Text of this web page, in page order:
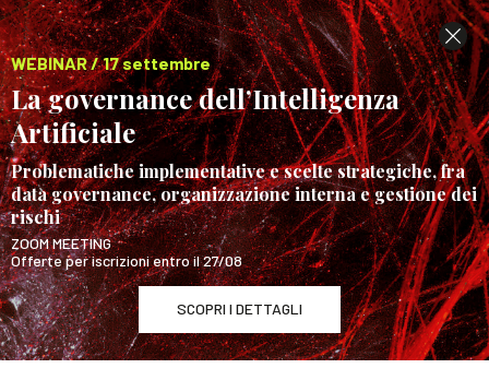
WEBINAR / 17 settembre
La governance dell’Intelligenza
Artificiale
Problematiche implementative e scelte strategiche, fra
data governance, organizzazione interna e gestione dei
rischi
ZOOM MEETING
Offerte per iscrizioni entro il 27/08
SCOPRI I DETTAGLI